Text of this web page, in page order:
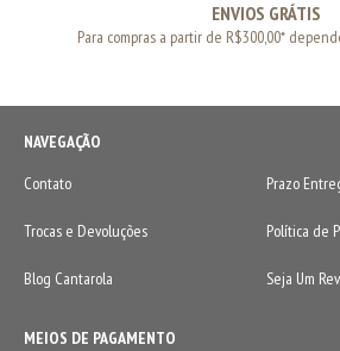
ENVIOS GRÁTIS
Para compras a partir de R$300,00*
NAVEGAÇÃO
Contato
Prazo
Trocas e Devoluções Política de
Blog Cantarola Seja Um
MEIOS DE PAGAMENTO